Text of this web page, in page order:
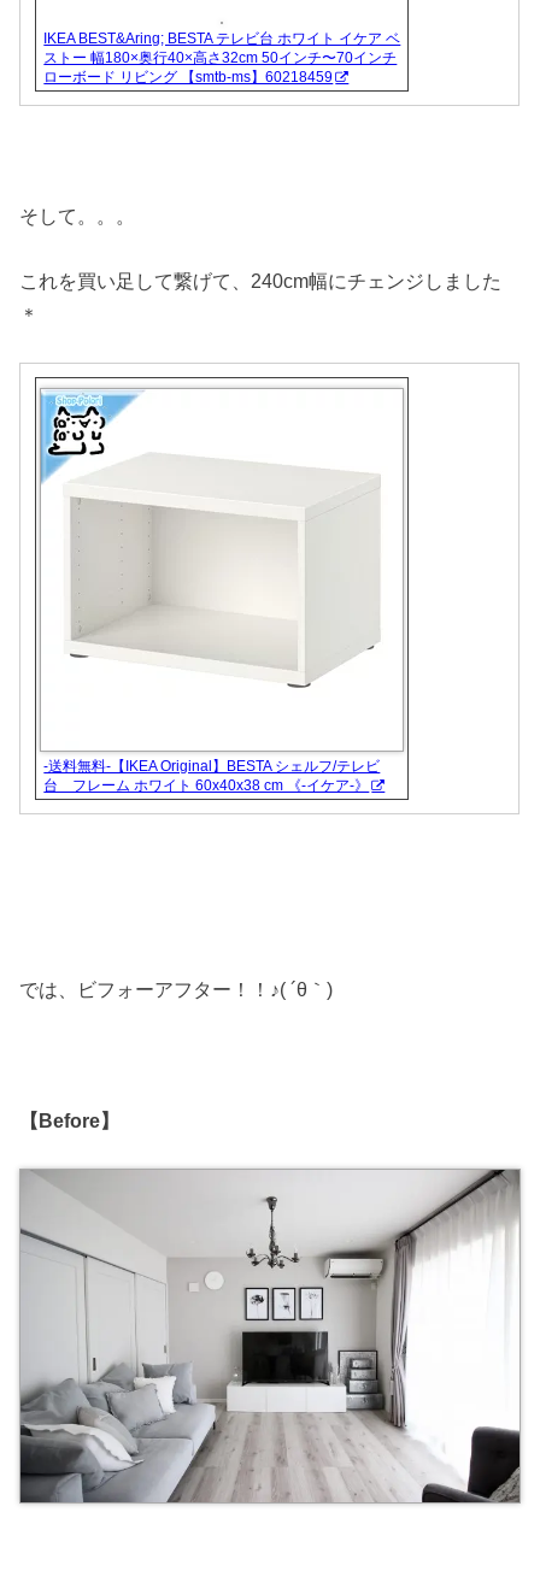
IKEA BEST&Aring; BESTA テレビ台 ホワイト イケア ベ
ストー 幅180×奥行40×高さ32cm 50インチ〜70インチ
ローボード リビング 【smtb-ms】60218459
そして。。。
これを買い足して繋げて、240cm幅にチェンジしました
＊
-送料無料-【IKEA Original】BESTA シェルフ/テレビ
台 フレーム ホワイト 60x40x38 cm 《-イケア-》
では、ビフォーアフター！！♪( ´θ｀)
【Before】